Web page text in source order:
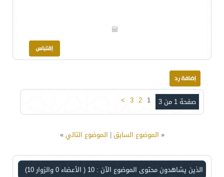
صفحة 1 من 3 1
2
3
>
« الموضوع السابق| الموضوع التالي»
الذين يشاهدون محتوى الموضوع الآن : 10 ( الأعضاء 0 والزوار 10)